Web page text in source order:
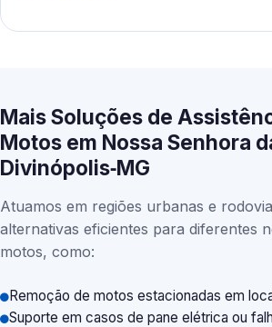
Mais Soluções de
Motos em Nossa Senhora
Divinópolis‑MG
Atuamos em regiões urbanas e
alternativas eficientes para diferentes
motos, como:
Remoção de motos estacionadas em
Suporte em casos de pane elétrica ou